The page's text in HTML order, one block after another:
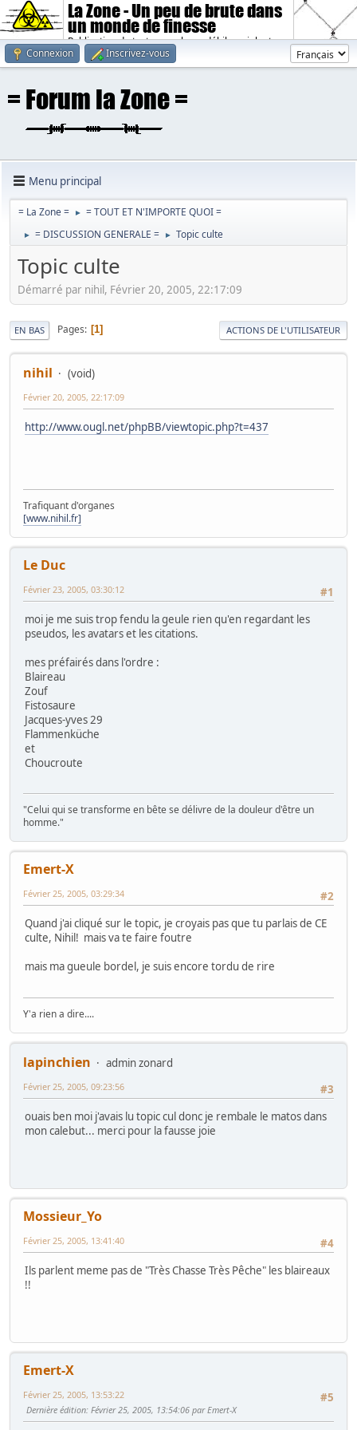
La Zone - Un peu de brute dans
un monde de finesse
Publication de textes sombres, débiles, violents.
Connexion
Inscrivez-vous
Menu principal
= La Zone = ► = TOUT ET N'IMPORTE QUOI =
► = DISCUSSION GENERALE = ► Topic culte
Topic culte
Démarré par nihil, Février 20, 2005, 22:17:09
EN BAS Pages 1 ACTIONS DE L'UTILISATEUR
nihil (void)
Février 20, 2005, 22:17:09
http://www.ougl.net/phpBB/viewtopic.php?t=437
Trafiquant d'organes
[www.nihil.fr]
Le Duc
#1
Février 23, 2005, 03:30:12
moi je me suis trop fendu la geule rien qu'en regardant les
pseudos, les avatars et les citations.
mes préfairés dans l'ordre :
Blaireau
Zouf
Fistosaure
Jacques-yves 29
Flammenküche
et
Choucroute
"Celui qui se transforme en bête se délivre de la douleur d'être un
homme."
Emert-X
#2
Février 25, 2005, 03:29:34
Quand j'ai cliqué sur le topic, je croyais pas que tu parlais de CE
culte, Nihil! mais va te faire foutre
mais ma gueule bordel, je suis encore tordu de rire
Y'a rien a dire....
lapinchien
admin zonard
#3
Février 25, 2005, 09:23:56
ouais ben moi j'avais lu topic cul donc je rembale le matos dans
mon calebut... merci pour la fausse joie
Mossieur_Yo
#4
Février 25, 2005, 13:41:40
Ils parlent meme pas de "Très Chasse Très Pêche" les blaireaux
!!
Emert-X
#5
Février 25, 2005, 13:53:22
Dernière édition: Février 25, 2005, 13:54:06 par Emert-X